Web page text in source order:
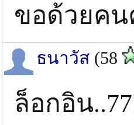
ขอด้วยคน
ธนาวัส (58
ล็อกอิน